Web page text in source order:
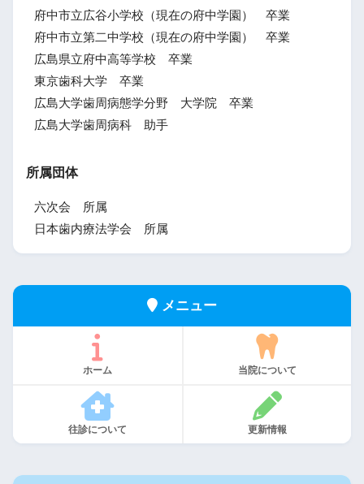
府中市立広谷小学校（現在の府中学園） 卒業
府中市立第二中学校（現在の府中学園） 卒業
広島県立府中高等学校 卒業
東京歯科大学 卒業
広島大学歯周病態学分野 大学院 卒業
広島大学歯周病科 助手
所属団体
六次会 所属
日本歯内療法学会 所属
メニュー
ホーム 当院について
往診について 更新情報